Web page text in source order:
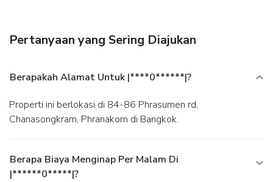
Pertanyaan yang Sering Diajukan
Berapakah Alamat Untuk |****0******|?
Properti ini berlokasi di 84-86 Phrasumen rd,
Chanasongkram, Phranakorn di Bangkok.
Berapa Biaya Menginap Per Malam Di
|******0*****|?